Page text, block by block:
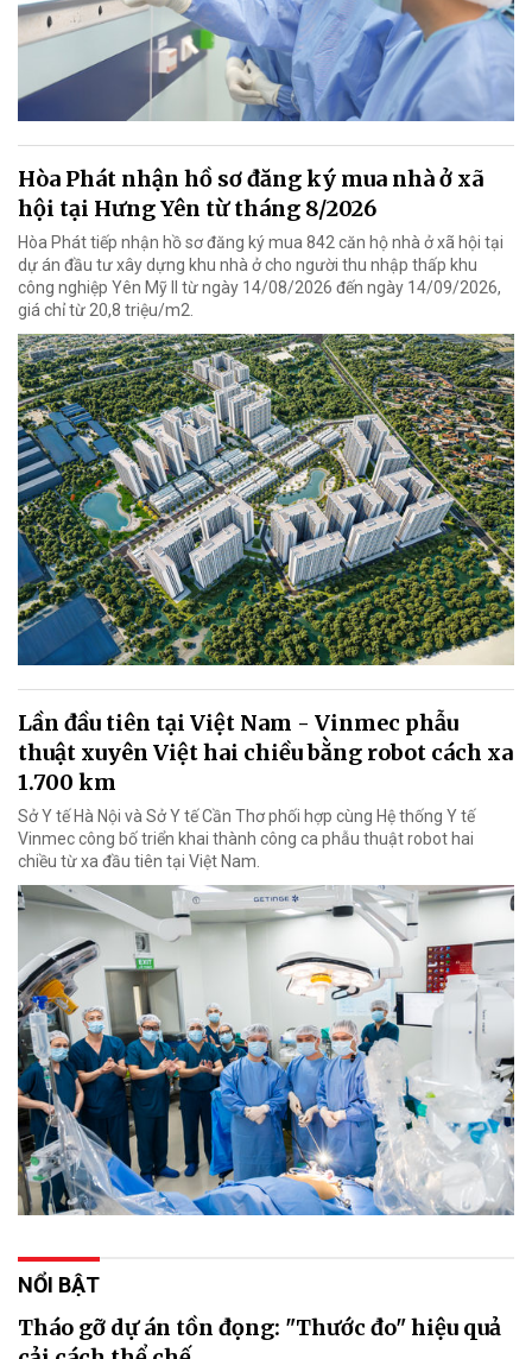
Hòa Phát nhận hồ sơ đăng ký mua nhà ở xã
hội tại Hưng Yên từ tháng 8/2026
Hòa Phát tiếp nhận hồ sơ đăng ký mua 842 căn hộ nhà ở xã hội tại
dự án đầu tư xây dựng khu nhà ở cho người thu nhập thấp khu
công nghiệp Yên Mỹ II từ ngày 14/08/2026 đến ngày 14/09/2026,
giá chỉ từ 20,8 triệu/m2.
Lần đầu tiên tại Việt Nam - Vinmec phẫu
thuật xuyên Việt hai chiều bằng robot cách xa
1.700 km
Sở Y tế Hà Nội và Sở Y tế Cần Thơ phối hợp cùng Hệ thống Y tế
Vinmec công bố triển khai thành công ca phẫu thuật robot hai
chiều từ xa đầu tiên tại Việt Nam.
NỔI BẬT
Tháo gỡ dự án tồn đọng: "Thước đo" hiệu quả